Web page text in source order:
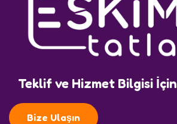
Teklif ve Hizmet Bilgisi İçin
Bize Ulaşın